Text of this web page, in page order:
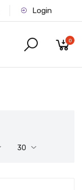
Login
0
30